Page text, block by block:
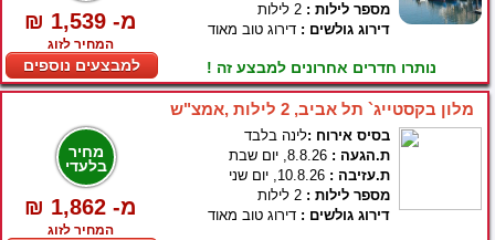
₪ 1,539 -מ
המחיר לזוג
למבצעים נוספים
מספר לילות :
דירוג גולשים : דירוג טוב מאוד
נותרו חדרים אחרונים למבצע זה !
מלון בקסטייג` תל אביב, 2 לילות ,אמצ"ש
מחיר
בלעדי
₪ 1,862 -מ
המחיר לזוג
בסיס אירוח :לינה בלבד
ת.הגעה :
ת.עזיבה :
מספר לילות :
דירוג גולשים : דירוג טוב מאוד